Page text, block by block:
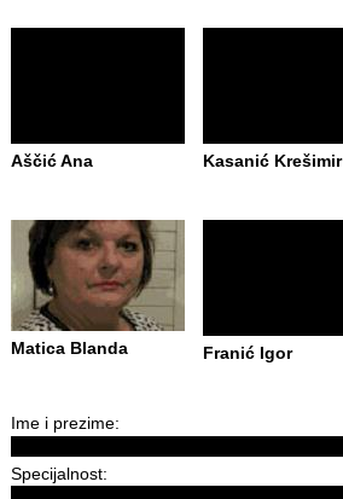
Aščić Ana Kasanić Krešimir
Matica Blanda Franić Igor
Ime i prezime:
Specijalnost: